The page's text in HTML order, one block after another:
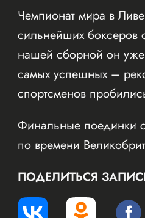
Чемпионат мира в
сильнейших боксеров
нашей сборной он
самых успешных –
спортсменов
Финальные поединки
по времени
ПОДЕЛИТЬСЯ